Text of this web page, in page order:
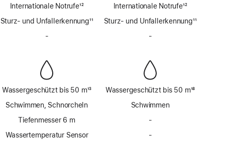
SOS
über
Internationale Notrufe12
Sturz- und Unfallerkennung11
-
Wassergeschützt bis 50 m13
Schwimmen, Schnorcheln
Tiefenmesser 6 m
Wassertemperatur Sensor
SOS
über
Internationale Notrufe12
Sturz- und Unfallerkennung11
-
Wassergeschützt bis 50 m18
Schwimmen
-
-